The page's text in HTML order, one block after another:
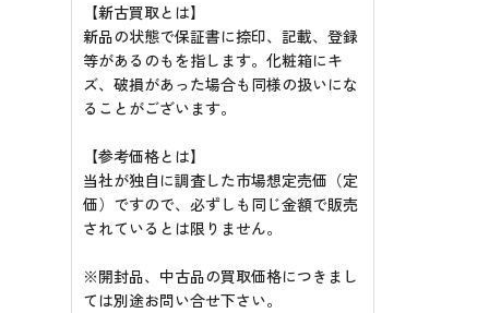
【新古買取とは】
新品の状態で保証書に捺印、記載、登録
等があるのもを指します。化粧箱にキ
ズ、破損があった場合も同様の扱いにな
ることがございます。
【参考価格とは】
当社が独自に調査した市場想定売価（定
価）ですので、必ずしも同じ金額で販売
されているとは限りません。
※開封品、中古品の買取価格につきまし
ては別途お問い合せ下さい。